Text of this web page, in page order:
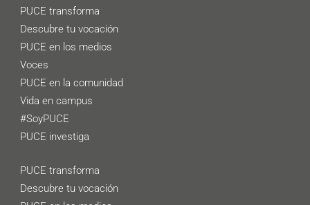
PUCE transforma
Descubre tu vocación
PUCE en los medios
Voces
PUCE en la comunidad
Vida en campus
#SoyPUCE
PUCE investiga
PUCE transforma
Descubre tu vocación